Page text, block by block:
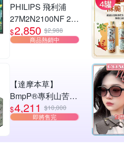
PHILIPS 飛利浦
27M2N2100NF 27
型 IPS FHD 144Hz
電競螢幕
$2,850 $2,988
商品熱銷中
【達摩本草】
BmpP®專利山苦瓜
胜肽x5盒(90顆/盒、
共450顆)
$4,211 $10,000
即將售完